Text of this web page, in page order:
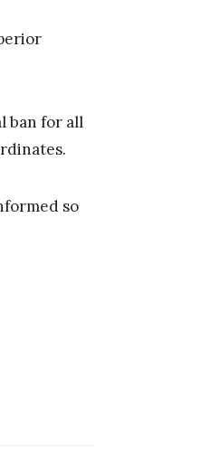
ban for all
so